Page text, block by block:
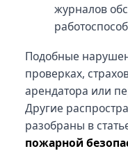
журналов
Подобные
проверках,
арендатора или
Другие
разобраны в
пожарной